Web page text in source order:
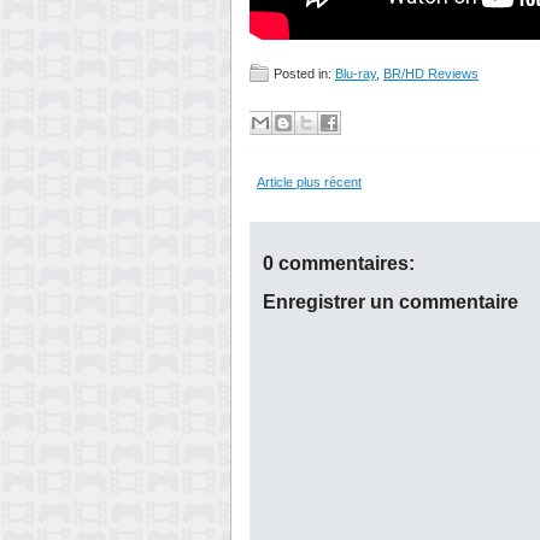
Posted in: Blu-ray, BR/HD Reviews
Article plus récent
0 commentaires:
Enregistrer un commentaire